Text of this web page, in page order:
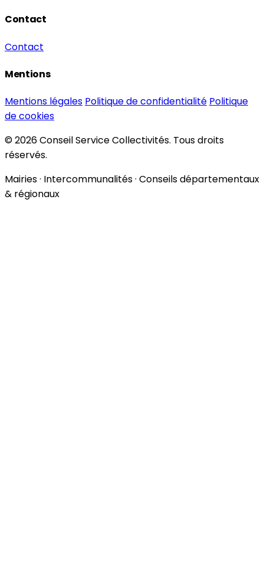
Contact
Contact
Mentions
Mentions légales Politique de confidentialité Politique
de cookies
© 2026 Conseil Service Collectivités. Tous droits
réservés.
Mairies · Intercommunalités · Conseils départementaux
& régionaux